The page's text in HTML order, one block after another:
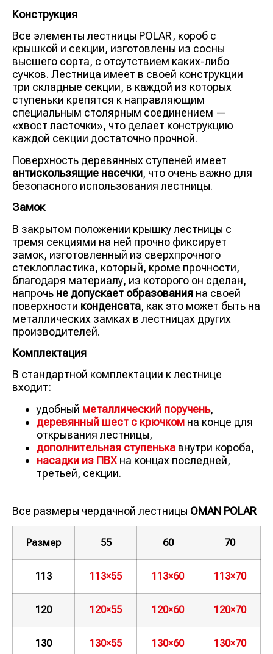
Конструкция
Все элементы лестницы POLAR, короб с
крышкой и секции, изготовлены из сосны
высшего сорта, с отсутствием каких-либо
сучков. Лестница имеет в своей конструкции
три складные секции, в каждой из которых
ступеньки крепятся к направляющим
специальным столярным соединением —
«хвост ласточки», что делает конструкцию
каждой секции достаточно прочной.
Поверхность деревянных ступеней имеет
антискользящие насечки, что очень важно для
безопасного использования лестницы.
Замок
В закрытом положении крышку лестницы с
тремя секциями на ней прочно фиксирует
замок, изготовленный из сверхпрочного
стеклопластика, который, кроме прочности,
благодаря материалу, из которого он сделан,
напрочь не допускает образования на своей
поверхности конденсата, как это может быть на
металлических замках в лестницах других
производителей.
Комплектация
В стандартной комплектации к лестнице
входит:
удобный металлический поручень,
деревянный шест с крючком на конце для
открывания лестницы,
дополнительная ступенька внутри короба,
насадки из ПВХна концах последней,
третьей, секции.
Все размеры чердачной лестницы OMAN POLAR
Размер 55 60 70
113 113×55 113×60 113×70
120 120×55 120×60 120×70
130 130×55 130×60 130×70